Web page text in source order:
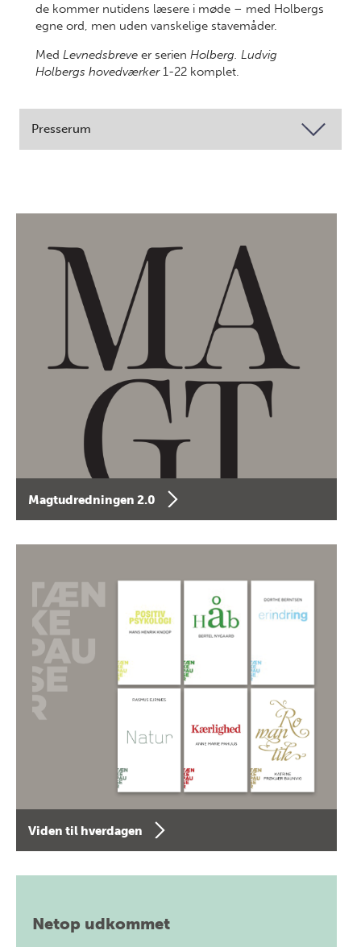
de kommer nutidens læsere i møde – med Holbergs
egne ord, men uden vanskelige stavemåder.
Med Levnedsbreve er serien Holberg. Ludvig
Holbergs hovedværker1-22 komplet.
Presserum
Magtudredningen 2.0
Viden til hverdagen
Netop udkommet